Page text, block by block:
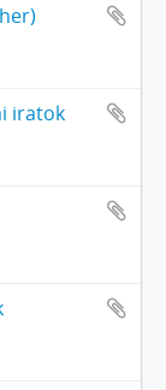
iratok